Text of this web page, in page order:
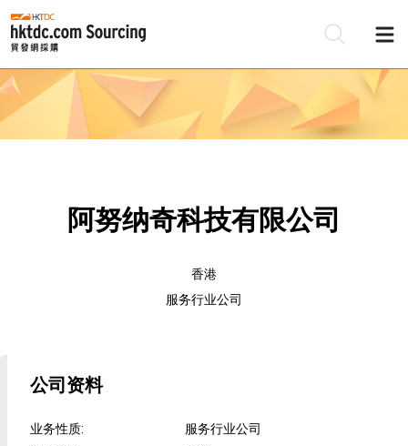
阿努纳奇科技有限公司
香港
服务行业公司
公司资料
业务性质:
服务行业公司